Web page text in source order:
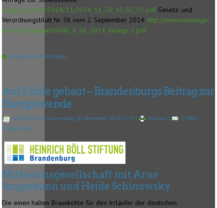
images/_archiv/2014/11/2014_11_20_10_02_01.pdf Gesetz- und
Verordnungsblatt Nr. 58 vom 2. September 2014: http://www.netzbege-
lausitz.de/images/GVBl_II_58_2014_Anlage-1.pdf
Kategorie: Bergbaufolgen
Auf Kohle gebaut – Brandenburgs Beitrag zur
Energiewende
Veröffentlicht: Donnerstag, 20. November 2014 17:37 | Drucken | E-Mail |
Zugriffe: 8021
Mittwochsgesellschaft mit Arne
Jungjohann und Heide Schinowsky
Die einen halten Braunkohle für den Irrläufer der deutschen